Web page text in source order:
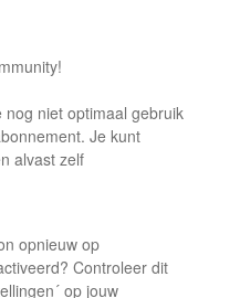
nog niet optimaal gebruik
Je kunt
alvast zelf
opnieuw op
Controleer dit
op jouw